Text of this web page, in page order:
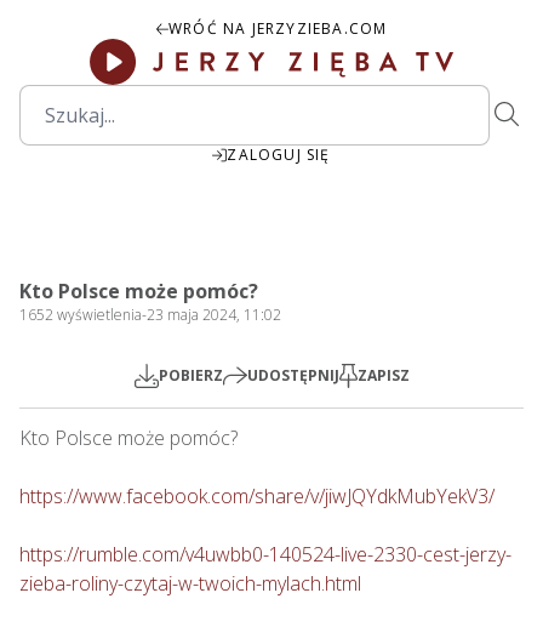
WRÓĆ NA JERZYZIEBA.COM
ZALOGUJ SIĘ
Kto Polsce może pomóc?
1652 wyświetlenia-23 maja 2024, 11:02
POBIERZ UDOSTĘPNIJ ZAPISZ
Kto Polsce może pomóc?
https://www.facebook.com/share/v/jiwJQYdkMubYekV3/
https://rumble.com/v4uwbb0-140524-live-2330-cest-jerzy-
zieba-roliny-czytaj-w-twoich-mylach.html